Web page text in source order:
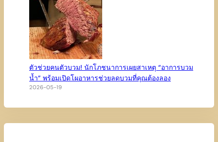
ตัวช่วยคนตัวบวม! นักโภชนาการเผยสาเหตุ “อาการบวม
น้ำ” พร้อมเปิดโผอาหารช่วยลดบวมที่คุณต้องลอง
2026-05-19